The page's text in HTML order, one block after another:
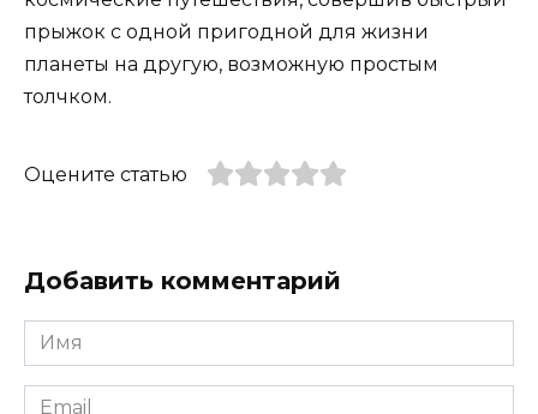
прыжок с одной пригодной для жизни
планеты на другую, возможную простым
толчком.
Оцените статью
Добавить комментарий
Имя
*
Email